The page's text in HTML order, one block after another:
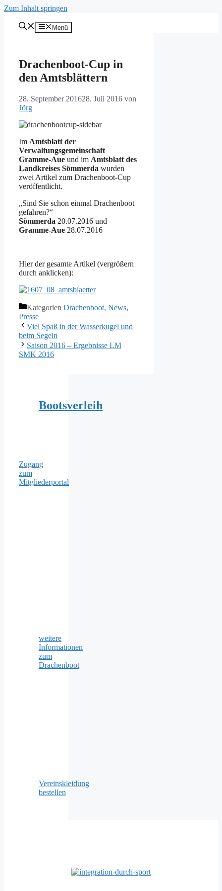
Zum Inhalt springen
Menü
Drachenboot-Cup in
den Amtsblättern
28. September 201628. Juli 2016 von
Jörg
Im Amtsblatt der
Verwaltungsgemeinschaft
Gramme-Aue und im Amtsblatt des
Landkreises Sömmerda wurden
zwei Artikel zum Drachenboot-Cup
veröffentlicht.
„Sind Sie schon einmal Drachenboot
gefahren?“
Sömmerda 20.07.2016 und
Gramme-Aue 28.07.2016
Hier der gesamte Artikel (vergrößern
durch anklicken):
Kategorien Drachenboot, News,
Presse
Viel Spaß in der Wasserkugel und
beim Segeln
Saison 2016 – Ergebnisse LM
SMK 2016
Bootsverleih
Zugang
zum
Mitgliederportal
weitere
Informationen
zum
Drachenboot
Vereinskleidung
bestellen